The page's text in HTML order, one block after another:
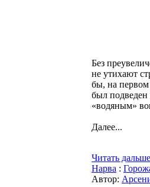
Без
не утихают
бы, на первом
был подведен
«водяным»
Далее...
Читать
Нарва :
Автор: